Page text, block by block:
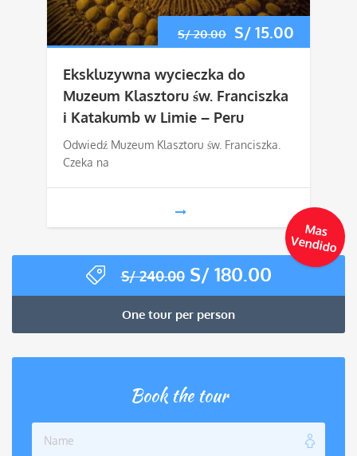
S/20.00 Pierwotna
cena
wynosiła:
S/ 20.00.
S/15.00
Ekskluzywna wycieczka do
Muzeum Klasztoru św. Franciszka
i Katakumb w Limie – Peru
Odwiedź Muzeum Klasztoru św. Franciszka.
Czeka na
S/240.00 Pierwotna
cena
wynosiła:
S/ 240.00.
S/180.00 Aktualna
cena
S/
One tour per person
M
as
Vendido
Book the tour